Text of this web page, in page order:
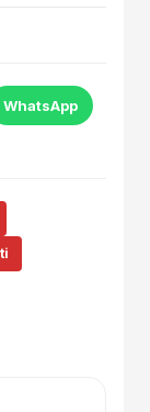
WhatsApp